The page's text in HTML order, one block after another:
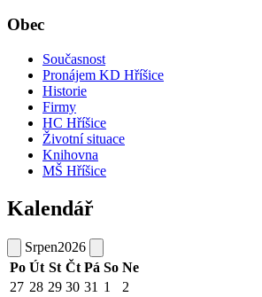
Obec
Současnost
Pronájem KD Hříšice
Historie
Firmy
HC Hříšice
Životní situace
Knihovna
MŠ Hříšice
Kalendář
Srpen2026
Po Út St Čt Pá So Ne
27 28 29 30 31 1
2